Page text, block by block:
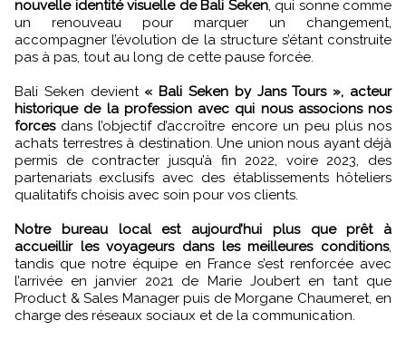
nouvelle identité visuelle de Bali Seken, qui sonne comme
un renouveau pour marquer un changement,
accompagner l’évolution de la structure s’étant construite
pas à pas, tout au long de cette pause forcée.
Bali Seken devient « Bali Seken by Jans Tours », acteur
historique de la profession avec qui nous associons nos
forcesdans l’objectif d’accroître encore un peu plus nos
achats terrestres à destination. Une union nous ayant déjà
permis de contracter jusqu’à fin 2022, voire 2023, des
partenariats exclusifs avec des établissements hôteliers
qualitatifs choisis avec soin pour vos clients.
Notre bureau local est aujourd’hui plus que prêt à
accueillir les voyageurs dans les meilleures conditions,
tandis que notre équipe en France s’est renforcée avec
l’arrivée en janvier 2021 de Marie Joubert en tant que
Product & Sales Manager puis de Morgane Chaumeret, en
charge des réseaux sociaux et de la communication.